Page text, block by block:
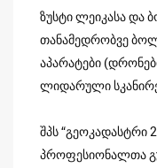
ზუსტი ლეიკასა და
თანამედრობვე
აპარატები
ლიდარული
შპს “გეოკადასტრი
პროფესიონალთა